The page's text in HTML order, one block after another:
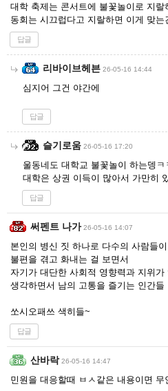
대학 축제는 콘서트에 불꽃놀이로 지
동회는 시끄럽다고 지랄하면 이게 맞는
답글
리바이브헤븐 26-05-16 14:44
심지어 그건 야간에
답글
슬기로움 26-05-16 17:20
울동네도 대학교 불꽃놀이 하는뎅ㅋ
대학은 상권 이득이 많아서 가만히
답글
써펜트 나가 26-05-16 14:07
본인의 병신 짓 하나로 다수의 사람들이
불편을 겪고 화내는 걸 보면서
자기가 대단한 사회적 영향력과 지위가
생각하면서 남의 고통을 즐기는 인간들
쏘시오패쓰 색히들~
답글
산바락 26-05-16 14:47
민원을 대응할때 ㅂㅅ같은 내용이면 무